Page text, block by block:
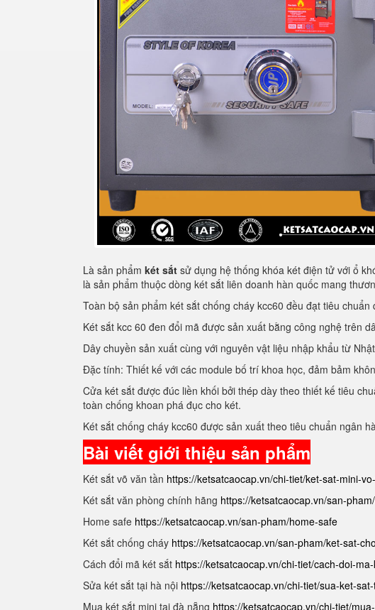
Là sản phẩm két sắt sử dụng hệ thống khóa két điện tử với ổ
là sản phẩm thuộc dòng két sắt liên doanh hàn quốc mang
Toàn bộ sản phẩm két sắt chống cháy kcc60 đều đạt tiêu
Két sắt kcc 60 đen đổi mã được sản xuất bằng công nghệ trên
Dây chuyền sản xuất cùng với nguyên vật liệu nhập khẩu từ
Đặc tính: Thiết kế với các module bố trí khoa học, đảm bảm
Cửa két sắt được đúc liền khối bởi thép dày theo thiết kế tiêu
toàn chống khoan phá đục cho két.
Két sắt chống cháy kcc60 được sản xuất theo tiêu chuẩn ngân
Bài viết giới thiệu sản phẩm
Két sắt võ văn tần https://ketsatcaocap.vn/chi-tiet/ket-sat-mini-
Két sắt văn phòng chính hãng https://ketsatcaocap.vn/san-
Home safe https://ketsatcaocap.vn/san-pham/home-safe
Két sắt chống cháy https://ketsatcaocap.vn/san-pham/ket-sat-
Cách đổi mã két sắt https://ketsatcaocap.vn/chi-tiet/cach-doi-
Sửa két sắt tại hà nội https://ketsatcaocap.vn/chi-tiet/sua-ket-
Mua két sắt mini tại đà nẵng https://ketsatcaocap.vn/chi-tiet/